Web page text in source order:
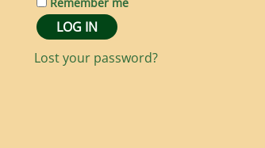
LOG IN
Lost your password?